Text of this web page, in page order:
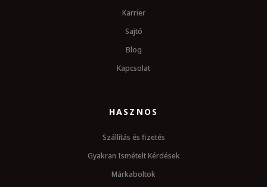
Karrier
Sajtó
Blog
Kapcsolat
HASZNOS
Szállítás és fizetés
Gyakran Ismételt Kérdések
Márkaboltok